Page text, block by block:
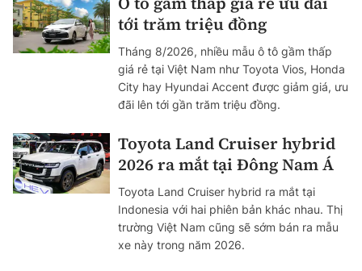
tới trăm triệu đồng
Tháng 8/2026, nhiều mẫu ô tô gầm thấp
giá rẻ tại Việt Nam như Toyota Vios, Honda
City hay Hyundai Accent được giảm giá, ưu
đãi lên tới gần trăm triệu đồng.
Toyota Land Cruiser hybrid
2026 ra mắt tại Đông Nam Á
Toyota Land Cruiser hybrid ra mắt tại
Indonesia với hai phiên bản khác nhau. Thị
trường Việt Nam cũng sẽ sớm bán ra mẫu
xe này trong năm 2026.